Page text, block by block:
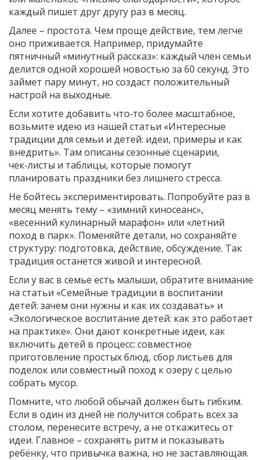
каждый пишет друг другу раз в месяц.
Далее – простота. Чем проще действие, тем легче
оно приживается. Например, придумайте
пятничный «минутный рассказ»: каждый член семьи
делится одной хорошей новостью за 60 секунд. Это
займет пару минут, но создаст положительный
настрой на выходные.
Если хотите добавить что‑то более масштабное,
возьмите идею из нашей статьи «Интересные
традиции для семьи и детей: идеи, примеры и как
внедрить». Там описаны сезонные сценарии,
чек‑листы и таблицы, которые помогут
планировать праздники без лишнего стресса.
Не бойтесь экспериментировать. Попробуйте раз в
месяц менять тему – «зимний киносеанс»,
«весенний кулинарный марафон» или «летний
поход в парк». Поменяйте детали, но сохраняйте
структуру: подготовка, действие, обсуждение. Так
традиция останется живой и интересной.
Если у вас в семье есть малыши, обратите внимание
на статьи «Семейные традиции в воспитании
детей: зачем они нужны и как их создавать» и
«Экологическое воспитание детей: как это работает
на практике». Они дают конкретные идеи, как
включить детей в процесс: совместное
приготовление простых блюд, сбор листьев для
поделок или совместный поход к озеру с целью
собрать мусор.
Помните, что любой обычай должен быть гибким.
Если в один из дней не получится собрать всех за
столом, перенесите встречу, а не откажитесь от
идеи. Главное – сохранять ритм и показывать
ребёнку, что привычка важна, но не заставляющая.